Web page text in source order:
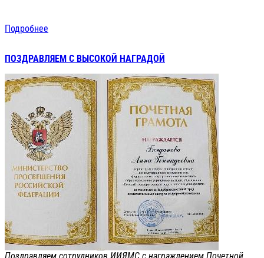
Подробнее
ПОЗДРАВЛЯЕМ С ВЫСОКОЙ НАГРАДОЙ
Поздравляем сотрудников ИИЯМС с награждением Почетной